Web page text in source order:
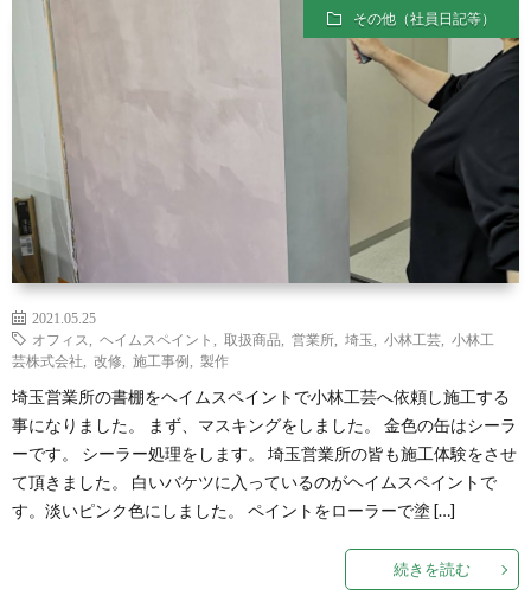
その他（社員日記等）
2021.05.25
オフィス
ヘイムスペイント 取扱商品 営業所 埼玉 小林工芸
小林工
芸株式会社
改修 施工事例 製作
埼玉営業所の書棚をヘイムスペイントで小林工芸へ依頼し施工する
事になりました。 まず、マスキングをしました。 金色の缶はシーラ
ーです。 シーラー処理をします。 埼玉営業所の皆も施工体験をさせ
て頂きました。 白いバケツに入っているのがヘイムスペイントで
す。淡いピンク色にしました。 ペイントをローラーで塗 […]
続きを読む